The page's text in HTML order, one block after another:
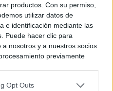
productos. Con su permiso,
utilizar datos de
e identificación mediante las
Puede hacer clic para
nosotros y a nuestros socios
previamente
en cuenta que algún
Opt Outs